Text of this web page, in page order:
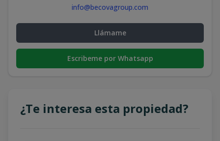
info@becovagroup.com
Llámame
Escribeme por Whatsapp
¿Te interesa esta propiedad?